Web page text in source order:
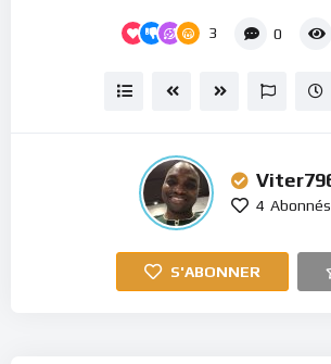
3 0
4 Abonnés
S'ABONNER